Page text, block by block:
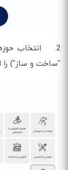
2. انتخاب
"ساخت و ساز") را